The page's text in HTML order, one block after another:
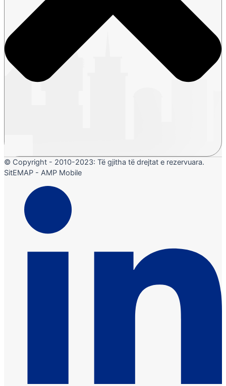
© Copyright - 2010-2023: Të gjitha të drejtat e rezervuara.
SitEMAP - AMP Mobile